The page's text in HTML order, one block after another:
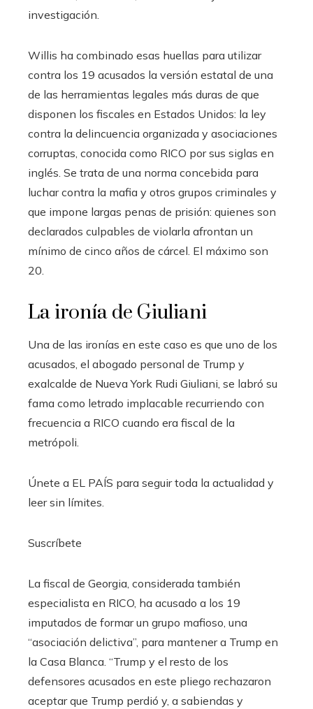
investigación.
Willis ha combinado esas huellas para utilizar
contra los 19 acusados la versión estatal de una
de las herramientas legales más duras de que
disponen los fiscales en Estados Unidos: la ley
contra la delincuencia organizada y asociaciones
corruptas, conocida como RICO por sus siglas en
inglés. Se trata de una norma concebida para
luchar contra la mafia y otros grupos criminales y
que impone largas penas de prisión: quienes son
declarados culpables de violarla afrontan un
mínimo de cinco años de cárcel. El máximo son
20.
La ironía de Giuliani
Una de las ironías en este caso es que uno de los
acusados, el abogado personal de Trump y
exalcalde de Nueva York Rudi Giuliani, se labró su
fama como letrado implacable recurriendo con
frecuencia a RICO cuando era fiscal de la
metrópoli.
Únete a EL PAÍS para seguir toda la actualidad y
leer sin límites.
Suscríbete
La fiscal de Georgia, considerada también
especialista en RICO, ha acusado a los 19
imputados de formar un grupo mafioso, una
“asociación delictiva”, para mantener a Trump en
la Casa Blanca. “Trump y el resto de los
defensores acusados en este pliego rechazaron
aceptar que Trump perdió y, a sabiendas y